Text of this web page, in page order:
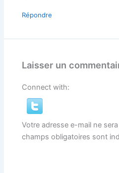
Répondre
Laisser un
Connect with:
Votre adresse e-mail ne
champs obligatoires sont